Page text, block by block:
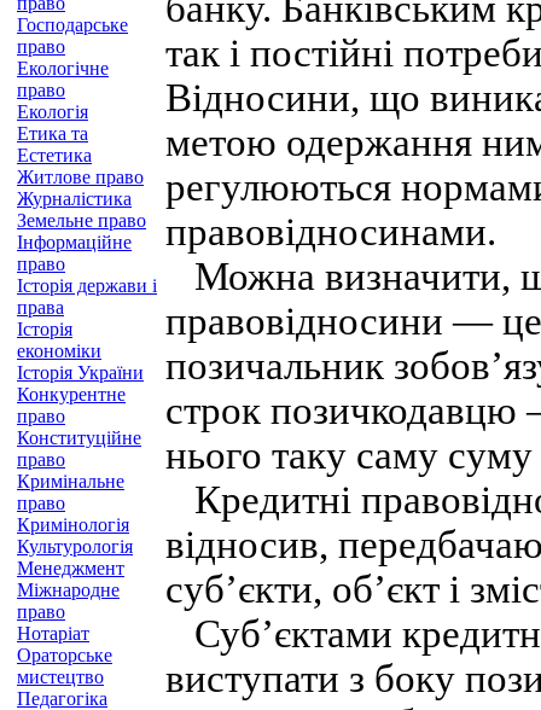
Господарське
право
Екологічне
право
Екологія
Етика та
Естетика
Житлове право
Журналістика
Земельне право
Інформаційне
право
Історія держави і
права
Історія
економіки
Історія України
Конкурентне
право
Конституційне
право
Кримінальне
право
Кримінологія
Культурологія
Менеджмент
Міжнародне
право
Нотаріат
Ораторське
мистецтво
Педагогіка
так і постійні
Відносини, що
метою одержання
регулюються
правовідносинами.
Можна визначити,
правовідносини —
позичальник
строк позичкодавцю
нього таку саму
Кредитні
відносив,
суб’єкти, об’єкт і
Суб’єктами
виступати з боку